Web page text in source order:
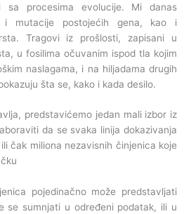
evolucije. Mi danas
i mutacije postojećih gena, kao i
Tragovi iz prošlosti, zapisani u
u fosilima očuvanim ispod tla kojim
naslagama, i na hiljadama drugih
šta se, kako i kada desilo.
predstavićemo jedan mali izbor iz
da se svaka linija dokazivanja
čak miliona nezavisnih činjenica koje
pojedinačno može predstavljati
se sumnjati u određeni podatak, ili u